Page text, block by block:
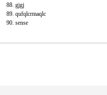
88. gjgj
89. qufqlcrmaqlc
90. sense